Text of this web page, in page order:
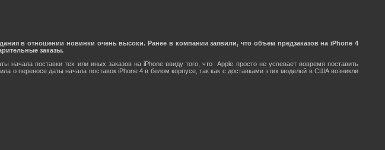
в отношении новинки очень высоки. Ранее в компании заявили, что объем предзаказов на iPhone 4
заказы.
начала поставки тех или иных заказов на iPhone ввиду того, что Apple просто не успевает вовремя поставить
о переносе даты начала поставок iPhone 4 в белом корпусе, так как с доставками этих моделей в США возникли